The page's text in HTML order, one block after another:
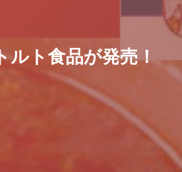
ルト食品が発売！